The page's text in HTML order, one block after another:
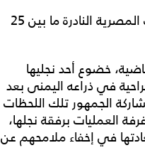
ككما نشرت زينة عدداً من العملات المصرية النادرة ما بين 25
خضوع أحد نجليها
في ذراعه اليمنى بعد
الجمهور تلك اللحظات
العمليات برفقة نجلها،
في إخفاء ملامحهم عن